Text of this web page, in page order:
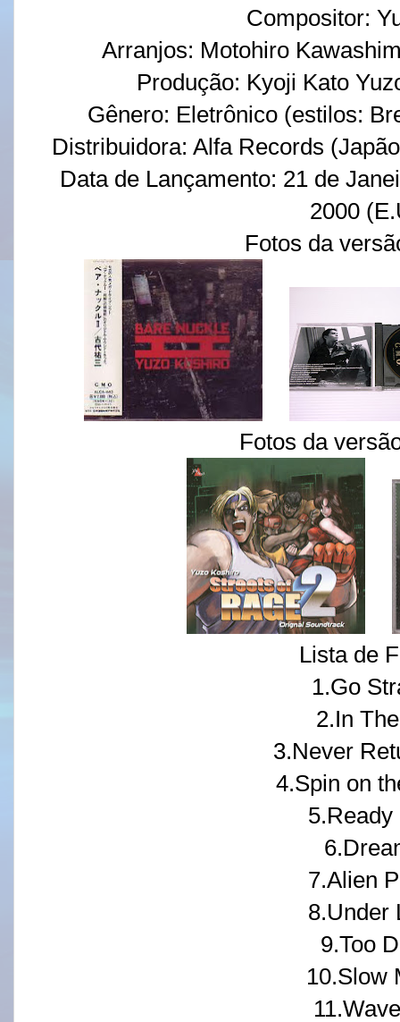
Compositor:
Arranjos: Motohiro
Produção: Kyoji Kato
Gênero: Eletrônico (estilos:
Distribuidora: Alfa Records
Data de Lançamento: 21 de
2000
Fotos da
Fotos da
Lista de
1.Go
2.In
3.Never
4.Spin on
5.Ready
7.Alien
8.Under
9.Too
10.Slow